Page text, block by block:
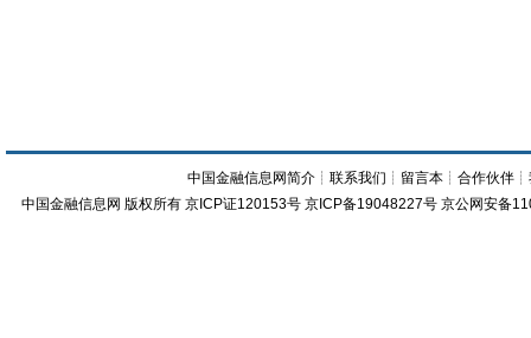
中国金融信息网简介 ┊联系我们 ┊ 留言本 ┊合作伙伴 ┊
中国金融信息网 版权所有 京ICP证120153号 京ICP备19048227号 京公网安备